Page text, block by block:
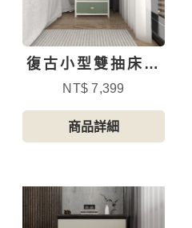
復古小型雙抽床頭
櫃
NT$ 7,399
商品詳細